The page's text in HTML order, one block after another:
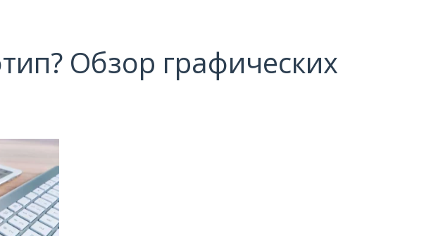
Обзор графических